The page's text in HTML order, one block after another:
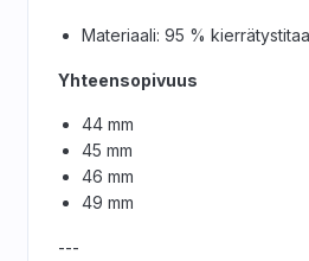
Materiaali: 95 %
Yhteensopivuus
44 mm
45 mm
46 mm
49 mm
---